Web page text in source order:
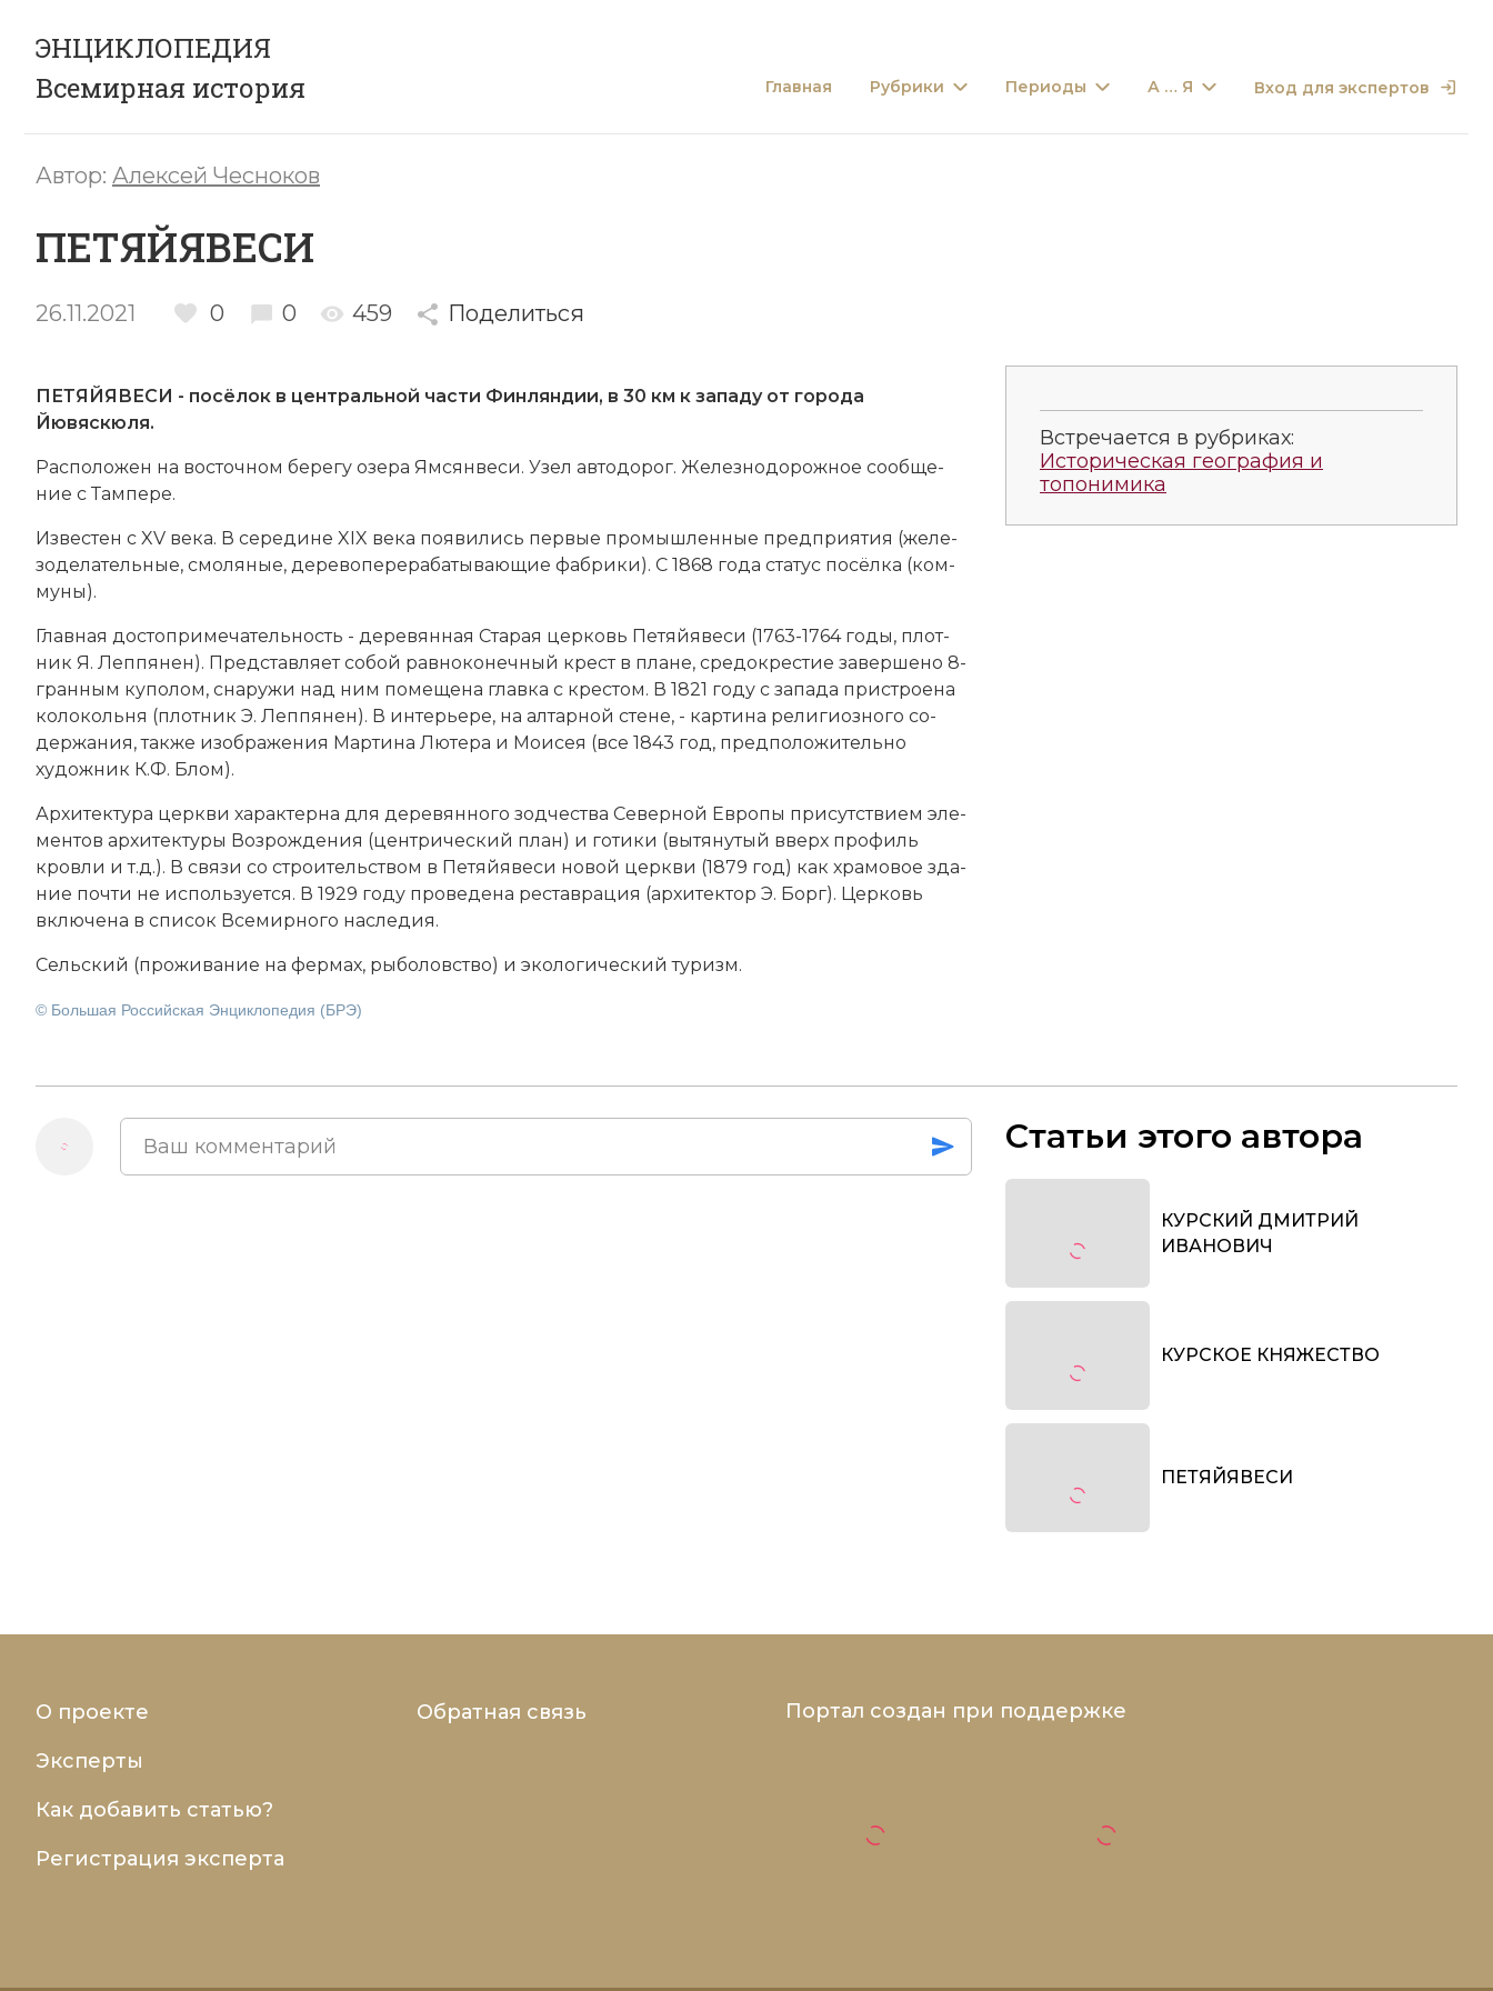
ЭНЦИКЛОПЕДИЯ
Всемирная история
Главная Рубрики Периоды А … Я Вход для экспертов
Автор: Алексей Чесноков
ПЕТЯЙЯВЕСИ
26.11.2021 0 0 459 Поделиться
ПЕТЯЙЯВЕСИ - посёлок в центральной части Финляндии, в 30 км к западу от города
Йювяскюля.
Рас­по­ло­жен на восточном бе­ре­гу озера Ям­сян­ве­си. Узел автодорог. Железнодорожное со­об­ще­
ние с Там­пе­ре.
Из­вес­тен с XV века. В середине XIX века поя­ви­лись пер­вые промышленные пред­приятия (же­ле­
зо­де­ла­тель­ные, смо­ля­ные, де­ре­во­пе­ре­ра­ба­ты­ваю­щие фаб­ри­ки). С 1868 года ста­тус по­сёл­ка (ком­
му­ны).
Главная дос­то­при­ме­ча­тель­ность - де­ревянная Ста­рая цер­ковь Петяйявеси (1763-1764 годы, плот­
ник Я. Леп­пя­нен). Пред­став­ля­ет со­бой рав­но­ко­неч­ный крест в пла­не, сре­док­ре­стие за­вер­ше­но 8-
гран­ным ку­по­лом, сна­ру­жи над ним по­ме­ще­на глав­ка с кре­стом. В 1821 году с за­па­да при­строе­на
ко­ло­коль­ня (плот­ник Э. Леп­пя­нен). В ин­терь­е­ре, на ал­тар­ной сте­не, - кар­ти­на ре­лигиозного со­
дер­жа­ния, так­же изо­бра­же­ния Мар­ти­на Лю­те­ра и Мои­сея (все 1843 год, пред­по­ло­жи­тель­но
художник К.Ф. Блом).
Ар­хи­тек­ту­ра церк­ви ха­рак­тер­на для де­ревянного зод­че­ст­ва Северной Ев­ро­пы при­сут­ст­ви­ем эле­
мен­тов ар­хи­тек­ту­ры Воз­ро­ж­де­ния (цен­трический план) и го­ти­ки (вы­тя­ну­тый вверх про­филь
кров­ли и т.д.). В свя­зи со строи­тель­ст­вом в Петяйявеси но­вой церк­ви (1879 год) как храмо­вое зда­
ние поч­ти не ис­поль­зу­ет­ся. В 1929 году про­ве­де­на рес­тав­ра­ция (архитектор Э. Борг). Цер­ковь
вклю­че­на в спи­сок Все­мир­но­го на­сле­дия.
Сель­ский (про­жи­ва­ние на фер­мах, ры­бо­лов­ст­во) и эко­ло­гический ту­ризм.
© Большая Российская Энциклопедия (БРЭ)
Встречается в рубриках:
Историческая география и
топонимика
Статьи этого автора
КУРСКИЙ ДМИТРИЙ
ИВАНОВИЧ
КУРСКОЕ КНЯЖЕСТВО
ПЕТЯЙЯВЕСИ
О проекте
Эксперты
Как добавить статью?
Регистрация эксперта
Обратная связь Портал создан при поддержке